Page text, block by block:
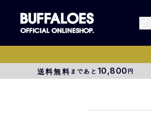
すべてのグッズ
タオル各種
送料無料まであと 10,800円